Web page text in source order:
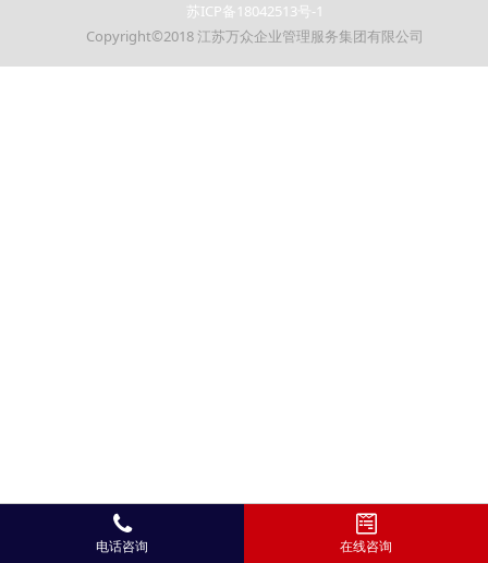
苏ICP备18042513号-1
Copyright©2018 江苏万众企业管理服务集团有限公司
电话咨询 在线咨询